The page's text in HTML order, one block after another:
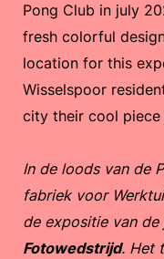
Pong Club in july
fresh colorful
location for this
Wisselspoor
city their cool
In de loods van de
fabriek voor
de expositie van de
Fotowedstrijd. Het